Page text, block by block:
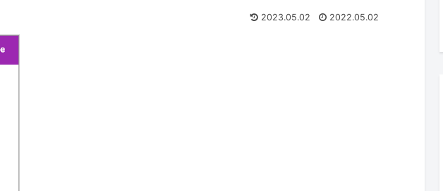
2023.05.02 2022.05.02